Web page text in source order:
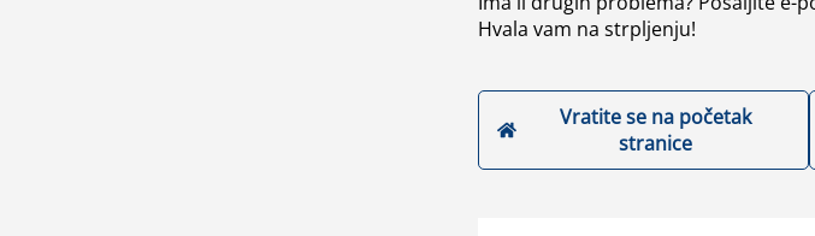
Hvala vam na strpljenju!
Vratite se na početak
stranice